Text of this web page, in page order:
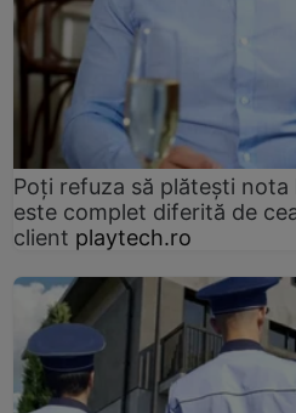
Poți refuza să plătești
este complet diferită de
client playtech.ro